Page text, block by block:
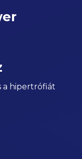
a hipertrófiát